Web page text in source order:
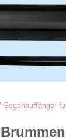
Gegenauffänger